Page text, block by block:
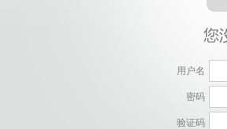
用户名
密码
验证码